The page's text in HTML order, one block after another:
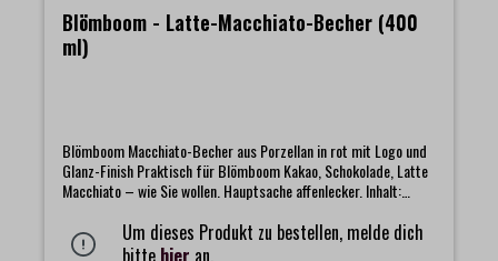
Blömboom - Latte-Macchiato-Becher (400
ml)
Blömboom Macchiato-Becher aus Porzellan in rot mit Logo und
Glanz-Finish Praktisch für Blömboom Kakao, Schokolade, Latte
Macchiato – wie Sie wollen. Hauptsache affenlecker. Inhalt:
Um dieses Produkt zu bestellen, melde dich
bitte hier an.